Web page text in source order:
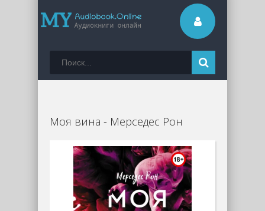
Моя вина - Мерседес Рон